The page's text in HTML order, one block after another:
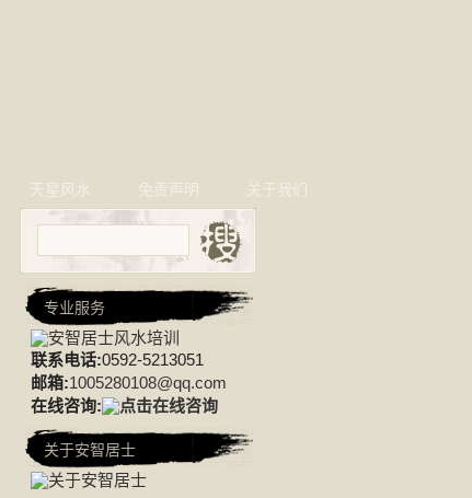
天星风水 免责声明 关于我们
专业服务
联系电话:0592-5213051
邮箱:1005280108@qq.com
在线咨询:
关于安智居士